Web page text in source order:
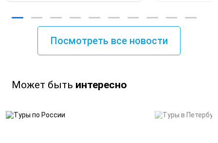
Посмотреть все новости
Может быть интересно